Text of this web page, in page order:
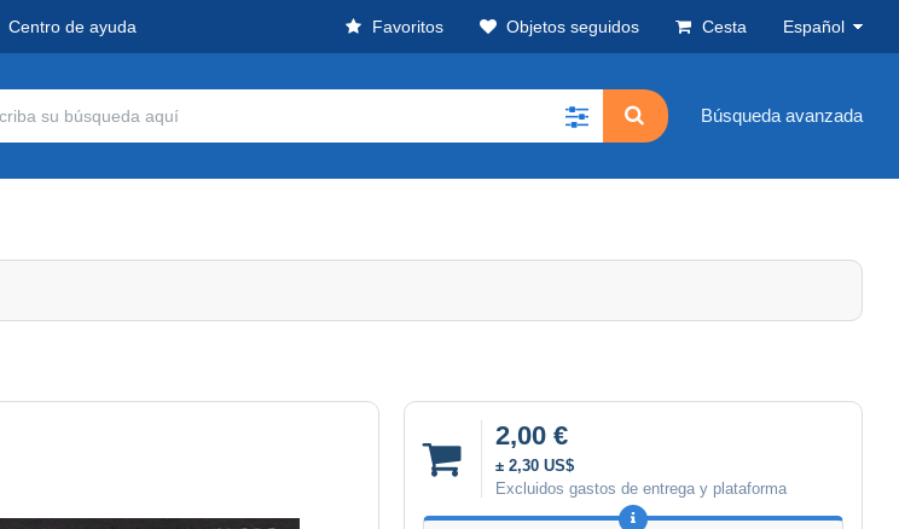
Centro de ayuda Favoritos Objetos seguidos Cesta Español
Búsqueda avanzada
2,00 €
± 2,30 US$
Excluidos gastos de entrega y plataforma